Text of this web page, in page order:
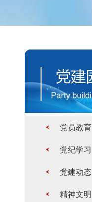
党员教育
党纪学习
党建动态
精神文明